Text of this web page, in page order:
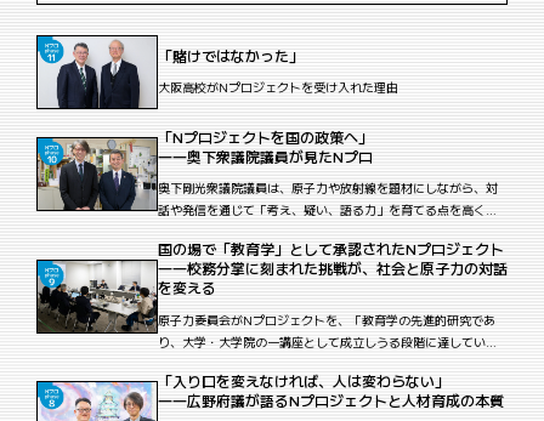
「賭けではなかった」
大阪高校がNプロジェクトを受け入れた理由
「Nプロジェクトを国の政策へ」
――奥下衆議院議員が見たNプロ
奥下剛光衆議院議員は、原子力や放射線を題材にしながら、対
話や発信を通じて「考え、疑い、語る力」を育てる点を高く評
価。東日本大震災後の瓦礫受け入れ議論を例に、高校生が説明
する意義にも言及した。
国の場で「教育学」として承認されたNプロジェクト
――校務分掌に刻まれた挑戦が、社会と原子力の対話
を変える
原子力委員会がNプロジェクトを、「教育学の先進的研究であ
り、大学・大学院の一講座として成立しうる段階に達してい
る」と評価。現場発の教育実践が国の場で承認された。
「入り口を変えなければ、人は変わらない」
――広野府議が語るNプロジェクトと人材育成の本質